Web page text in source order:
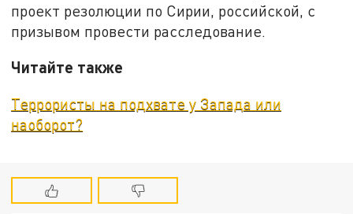
проект резолюции по Сирии, российской, с
призывом провести расследование.
Читайте также
Террористы на подхвате у Запада или
наоборот?